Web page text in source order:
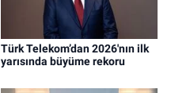
Türk Telekom’dan 2026'nın ilk
yarısında büyüme rekoru